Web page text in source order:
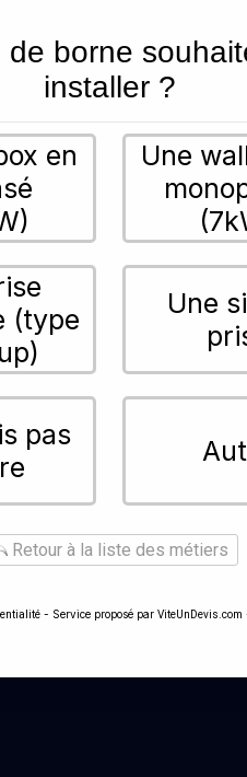
de borne
installer ?
en
Une
(type
Une
pas
Retour à la liste des métiers
- Service proposé par ViteUnDevis.com